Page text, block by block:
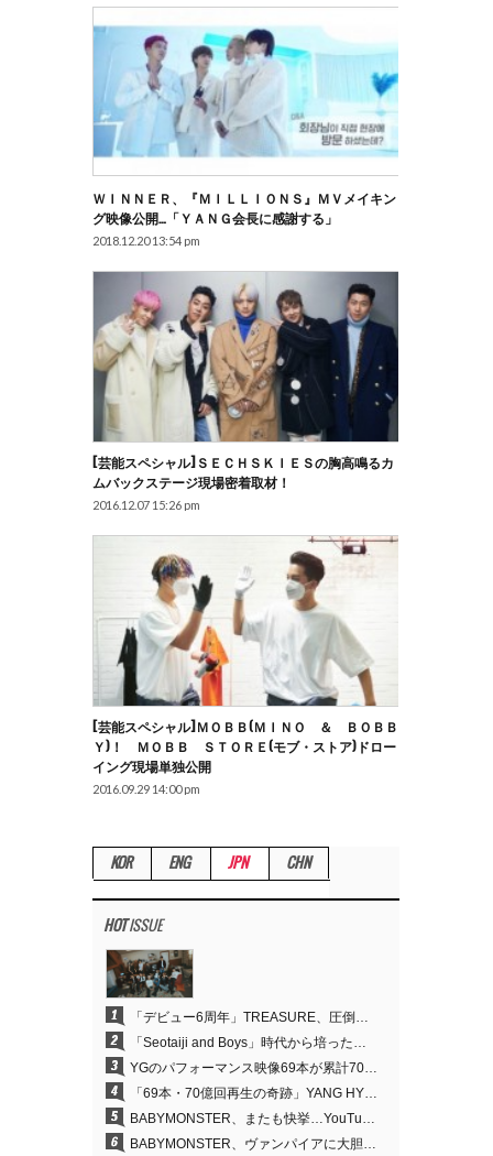
ＷＩＮＮＥＲ、『ＭＩＬＬＩＯＮＳ』ＭＶメイキン
グ映像公開…「ＹＡＮＧ会長に感謝する」
2018.12.20 13:54 pm
[芸能スペシャル]ＳＥＣＨＳＫＩＥＳの胸高鳴るカ
ムバックステージ現場密着取材！
2016.12.07 15:26 pm
[芸能スペシャル]ＭＯＢＢ(ＭＩＮＯ ＆ ＢＯＢＢ
Ｙ)！ ＭＯＢＢ ＳＴＯＲＥ(モブ・ストア)ドロー
イング現場単独公開
2016.09.29 14:00 pm
KOR ENG JPN CHN
HOTISSUE
1 「デビュー6周年」TREASURE、圧倒的な実力で証明した「YGの宝」の真価
2 「Seotaiji and Boys」時代から培ったダンスDNA…YANG HYUN SUK、YGのパフォーマンスビデオ70億回再生の原点
3 YGのパフォーマンス映像69本が累計70億回再生…YANG HYUN SUKの制作哲学が実を結ぶ
4 「69本・70億回再生の奇跡」YANG HYUN SUK、YGのパフォーマンスビデオを100％自ら手掛けた理由
5 BABYMONSTER、またも快挙…YouTubeワールドワイドトレンドで1位に
6 BABYMONSTER、ヴァンパイアに大胆変身…YouTubeトレンド1位を獲得